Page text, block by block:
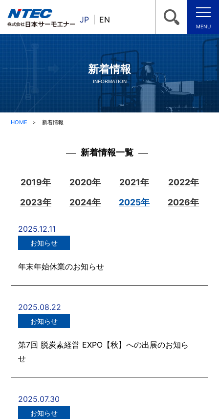
MENU
JP EN
新着情報
INFORMATION
HOME 新着情報
新着情報一覧
2019年 2020年 2021年
2022年
2023年
2024年 2025年 2026年
2025.12.11
お知らせ
年末年始休業のお知らせ
2025.08.22
お知らせ
第7回 脱炭素経営 EXPO【秋】への出展のお知ら
せ
2025.07.30
お知らせ